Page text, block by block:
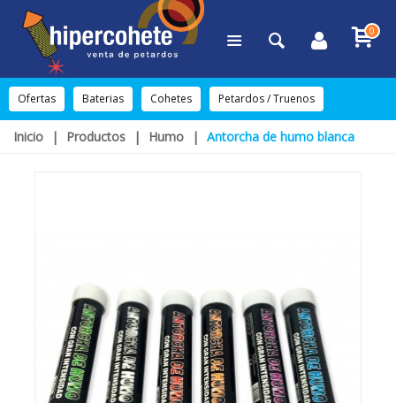
0
Ofertas Baterias Cohetes Petardos / Truenos
Inicio | Productos | Humo | Antorcha de humo blanca